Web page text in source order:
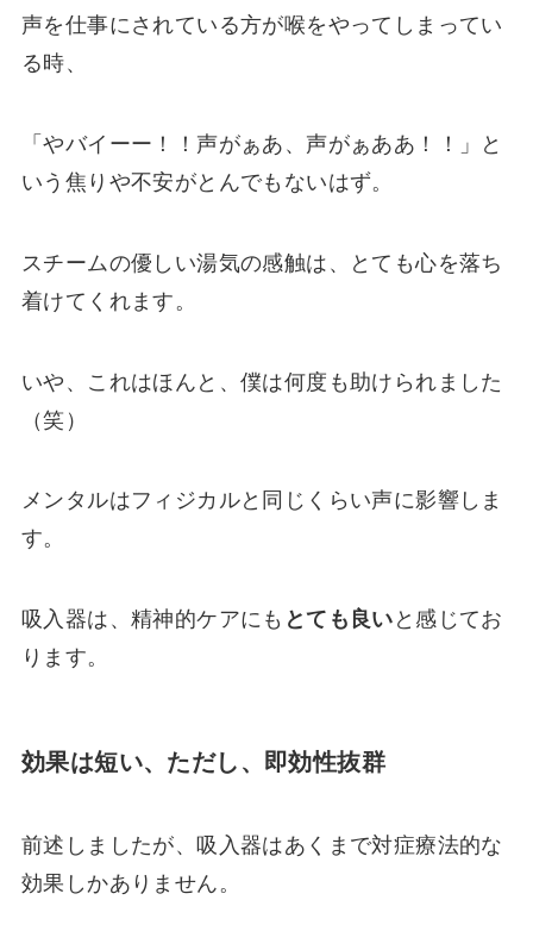
声を仕事にされている方が喉をやってしまってい
る時、
「やバイーー！！声がぁあ、声がぁああ！！」と
いう焦りや不安がとんでもないはず。
スチームの優しい湯気の感触は、とても心を落ち
着けてくれます。
いや、これはほんと、僕は何度も助けられました
（笑）
メンタルはフィジカルと同じくらい声に影響しま
す。
吸入器は、精神的ケアにも とても良い と感じてお
ります。
効果は短い、ただし、即効性抜群
前述しましたが、吸入器はあくまで対症療法的な
効果しかありません。